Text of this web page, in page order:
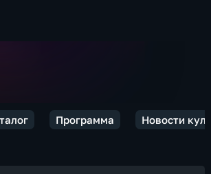
Программа Новости